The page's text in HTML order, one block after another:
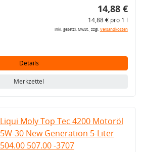
14,88 €
14,88 € pro 1 l
inkl. gesetzl. MwSt., zzgl.Versandkosten
Details
Merkzettel
Liqui Moly Top Tec 4200 Motoröl
5W-30 New Generation 5-Liter
504.00 507.00 -3707